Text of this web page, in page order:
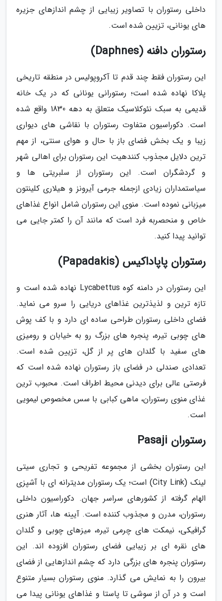
داخلی رستوران با تصاویر زیبایی از چشم اندازهای جزیره
های یونانی، تزیین شده است.
رستوران دافنه (Daphnes)
این رستوران فقط چند قدم تا آکروپولیس در منطقه تاریخی
پلاکا نهاده شده است؛ رستورانی یونانی که در یک خانه
قدیمی به سبک نئوکلاسیک متعلق به دهه 1830 واقع شده
است. دکوراسیون متفاوت رستوران با نقاشی های دیواری
زیبا و یک بخش فضای باز با حال و هوای سنتی، از مهم
ترین دلایل مجذوب کنندهیت این رستوران برای اهالی شهر
و گردشگران است. این رستوران از سلبریتی ها و
سیاستمداران زیادی ازجمله جرمی آیرونز و هیلاری کلینتون
میزبانی نموده است. منوی این رستوران شامل انواع غذاهای
خاص و منحصربه فرد است که مانند آن را کمتر جایی می
توانید پیدا کنید.
رستوران پاپاداکیس (Papadakis)
این رستوران در دامنه کوه Lycabettus نهاده شده است و
تازه ترین و لذیذترین غذاهای دریایی را سرو می نماید.
فضای داخلی رستوران طراحی ساده ای دارد و با کف پوش
های چوبی تیره، پنجره های بزرگ رو به خیابان و رومیزی
های سفید با گلدان های پر از گل، تزیین شده است.
تعدادی صندلی در فضای باز رستوران نهاده شده است که
فرصتی عالی برای دیدنی محیط اطراف است. محبوب ترین
غذای منوی رستوران، ماهی کبابی با سس مخصوص لیمویی
است.
رستوران Pasaji
این رستوران بخشی از مجموعه تفریحی و تجاری سیتی
لینک (City Link) است؛ یک رستوران مدیترانه ای با آشپزی
الهام گرفته از کشورهای سراسر جهان. دکوراسیون داخلی
رستوران، مدرن و مجذوب کننده است. آیینه ها، آثار هنری
گرافیکی، نیمکت های چرمی تیره، میزهای چوبی و گلدان
های نقره ای بر زیبایی فضای رستوران افزوده اند. این
رستوران پنجره های بزرگی دارد که چشم اندازهایی از فضای
بیرون را به نمایش می گذارد. منوی رستوران بسیار متنوع
است و در آن از سوشی تا پاستا و غذاهای یونانی پیدا می